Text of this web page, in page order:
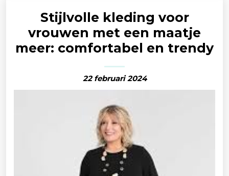
Stijlvolle kleding voor
vrouwen met een maatje
meer: comfortabel en trendy
22 februari 2024